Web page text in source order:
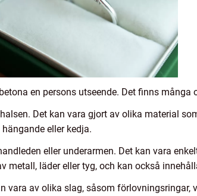
en persons utseende. Det finns många
Det kan vara gjort av olika material
eller kedja.
eller underarmen. Det kan vara
läder eller tyg, och kan också
vara av olika slag, såsom förlovningsringar,